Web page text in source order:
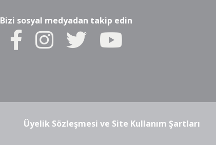
Bizi sosyal medyadan takip edin
Üyelik Sözleşmesi ve Site Kullanım Şartları